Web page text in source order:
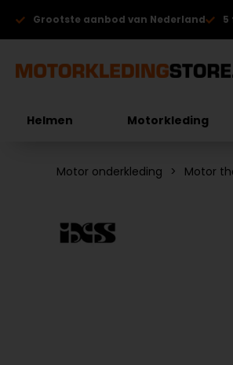
Grootste aanbod van Nederland 5
Helmen Motorkleding
Motor onderkleding Motor